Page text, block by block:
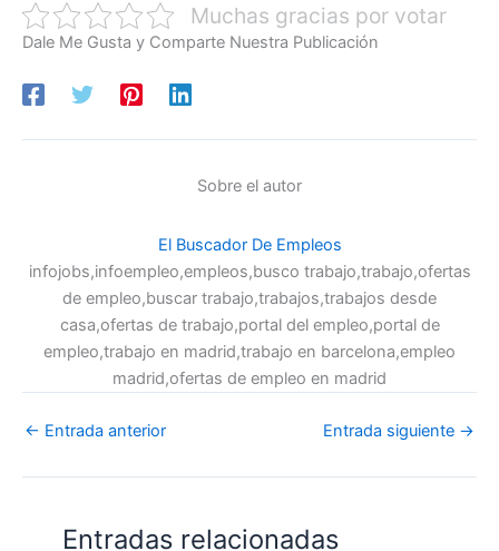
Muchas gracias por votar
Dale Me Gusta y Comparte Nuestra Publicación
Sobre el autor
El Buscador De Empleos
infojobs,infoempleo,empleos,busco trabajo,trabajo,ofertas
de empleo,buscar trabajo,trabajos,trabajos desde
casa,ofertas de trabajo,portal del empleo,portal de
empleo,trabajo en madrid,trabajo en barcelona,empleo
madrid,ofertas de empleo en madrid
← Entrada anterior Entrada siguiente →
Entradas relacionadas